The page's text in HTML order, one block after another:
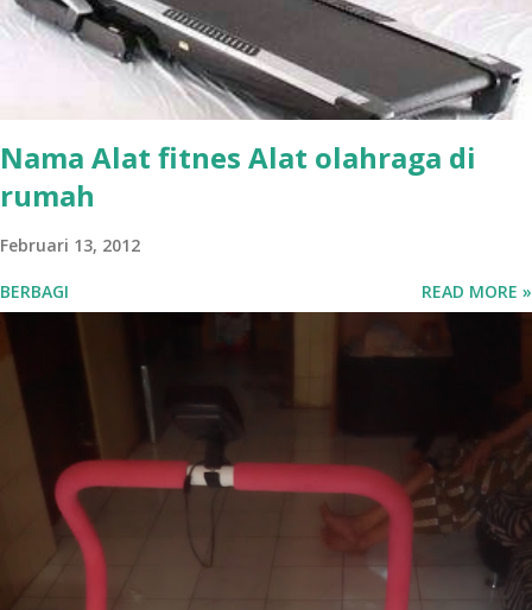
untuk anda yang ingin melihat bentuk dari alat olahraga six
pack care bisa langsung mengunjungi toko kami. Berikut ini
adalah gambar dari six pack care six pack care murah
Nama Alat fitnes Alat olahraga di
rumah
Februari 13, 2012
BERBAGI READ MORE »